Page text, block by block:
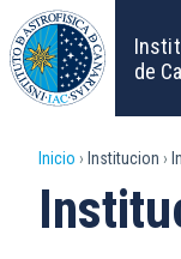
Pasar
al
contenido
principal
de
enlaces
Inicio Institucion